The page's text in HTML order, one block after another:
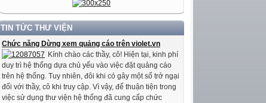
TIN TỨC THƯ VIỆN
Chức năng Dừng xem quảng cáo trên violet.vn
Kính chào các thầy, cô! Hiện tại, kinh phí
duy trì hệ thống dựa chủ yếu vào việc đặt quảng cáo
trên hệ thống. Tuy nhiên, đôi khi có gây một số trở ngại
đối với thầy, cô khi truy cập. Vì vậy, để thuận tiện trong
việc sử dụng thư viện hệ thống đã cung cấp chức